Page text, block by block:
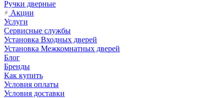
Ручки дверные
Акции
Услуги
Сервисные службы
Установка Входных дверей
Установка Межкомнатных дверей
Блог
Бренды
Как купить
Условия оплаты
Условия доставки